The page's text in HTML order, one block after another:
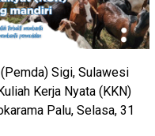
Sigi, Sulawesi
Kerja Nyata (KKN)
Palu, Selasa, 31